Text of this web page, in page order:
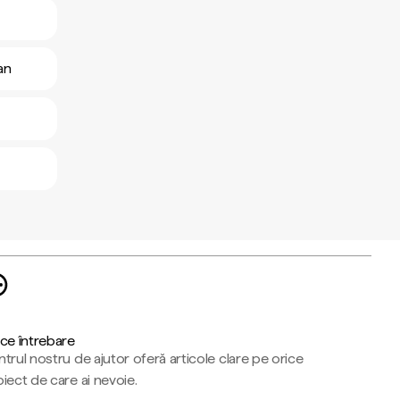
întrebare
nostru de ajutor oferă articole clare pe orice
de care ai nevoie.